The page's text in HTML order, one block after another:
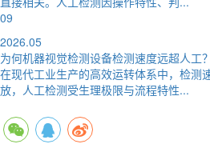
09
2026.05
为何机器视觉检测设备检测速度远超人工？
在现代工业生产的高效运转体系中，检测
放，人工检测受生理极限与流程特性...